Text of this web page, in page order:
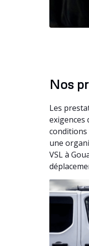
Nos
Les
exigences
conditions
une
VSL à